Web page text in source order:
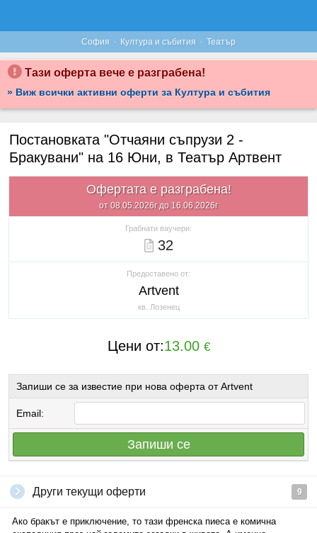
София · Култура и събития · Театър
Тази оферта вече е разграбена!
» Виж всички активни оферти за Култура и събития
Постановката "Отчаяни съпрузи 2 -
Бракувани" на 16 Юни, в Театър Артвент
Офертата е разграбена!
от 08.05.2026г до 16.06.2026г
Грабнати ваучери:
32
Предоставено от:
Artvent
кв. Лозенец
Цени от:13.00 €
Запиши се за известие при нова оферта от Artvent
Email:
Запиши се
Други текущи оферти 9
Ако бракът е приключение, то тази френска пиеса е комична